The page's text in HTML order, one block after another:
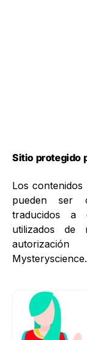
Sitio protegido
Los
pueden ser
traducidos a
utilizados